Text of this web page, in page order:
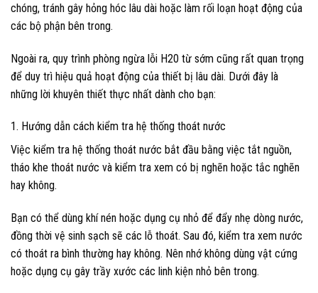
chóng, tránh gây hỏng hóc lâu dài hoặc làm rối loạn hoạt động của
các bộ phận bên trong.
Ngoài ra, quy trình phòng ngừa lỗi H20 từ sớm cũng rất quan trọng
để duy trì hiệu quả hoạt động của thiết bị lâu dài. Dưới đây là
những lời khuyên thiết thực nhất dành cho bạn:
1. Hướng dẫn cách kiểm tra hệ thống thoát nước
Việc kiểm tra hệ thống thoát nước bắt đầu bằng việc tắt nguồn,
tháo khe thoát nước và kiểm tra xem có bị nghẽn hoặc tắc nghẽn
hay không.
Bạn có thể dùng khí nén hoặc dụng cụ nhỏ để đẩy nhẹ dòng nước,
đồng thời vệ sinh sạch sẽ các lỗ thoát. Sau đó, kiểm tra xem nước
có thoát ra bình thường hay không. Nên nhớ không dùng vật cứng
hoặc dụng cụ gây trầy xước các linh kiện nhỏ bên trong.